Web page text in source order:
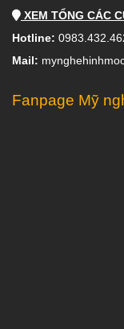
XEM TỔNG CÁC
Hotline:
Mail:
Fanpage Mỹ